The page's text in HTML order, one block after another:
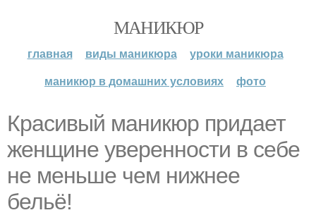
МАНИКЮР
главная виды маникюра
уроки маникюра
маникюр в домашних условиях
фото
Красивый маникюр придает
женщине уверенности в себе
не меньше чем нижнее
бельё!